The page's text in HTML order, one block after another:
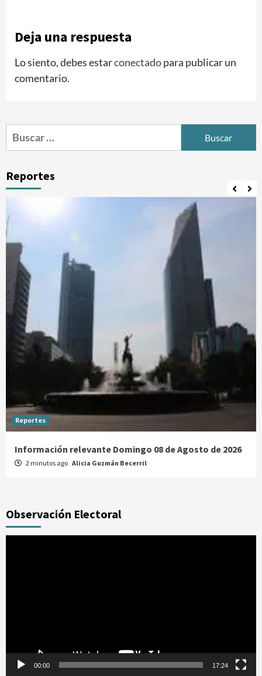
Deja una respuesta
Lo siento, debes estarconectadopara publicar un
comentario.
Buscar:
Reportes
Reportes
Información relevante Domingo 08 de Agosto de 2026
2 minutos ago Alicia Guzmán Becerril
Observación Electoral
00:00 17:24